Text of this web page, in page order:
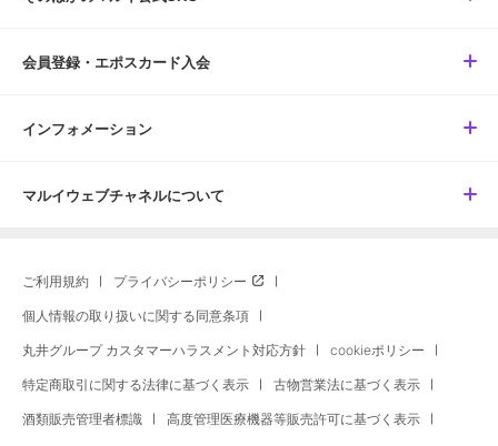
会員登録・エポスカード入会
インフォメーション
マルイウェブチャネルについて
ご利用規約 プライバシーポリシー
個人情報の取り扱いに関する同意条項
丸井グループ カスタマーハラスメント対応方針 cookieポリシー
特定商取引に関する法律に基づく表示 古物営業法に基づく表示
酒類販売管理者標識 高度管理医療機器等販売許可に基づく表示